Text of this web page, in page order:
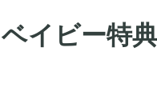
イビー特